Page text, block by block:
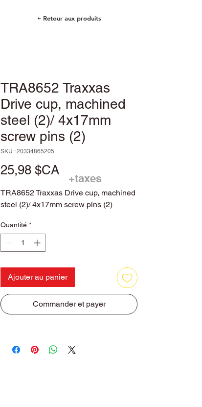
TRA8652 Traxxas
Drive cup, machined
steel (2)/ 4x17mm
screw pins (2)
SKU : 20334865205
25,98 $CAPrix
TRA8652 Traxxas Drive cup, machined
steel (2)/ 4x17mm screw pins (2)
Quantité *
Ajouter au panier
Commander et payer
+taxes
￩ Retour aux produits